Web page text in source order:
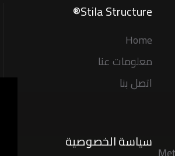
Stila Structure®
Home
معلومات عنا
اتصل بنا
سياسة الخصوصية